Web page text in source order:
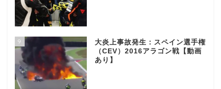
9
大炎上事故発生：スペイン選手権
（CEV）2016アラゴン戦【動画
あり】